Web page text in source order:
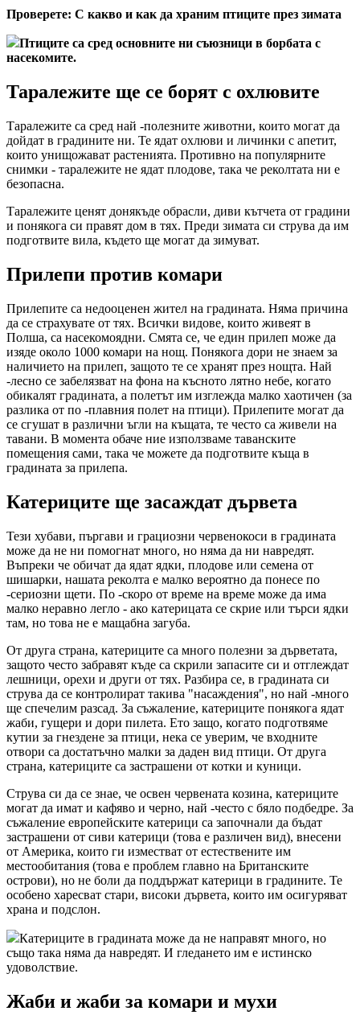
Проверете: С какво и как да храним птиците през зимата
Птиците са сред основните ни съюзници в борбата с
насекомите.
Таралежите ще се борят с охлювите
Таралежите са сред най -полезните животни, които могат да
дойдат в градините ни. Те ядат охлюви и личинки с апетит,
които унищожават растенията. Противно на популярните
снимки - таралежите не ядат плодове, така че реколтата ни е
безопасна.
Таралежите ценят донякъде обрасли, диви кътчета от градини
и понякога си правят дом в тях. Преди зимата си струва да им
подготвите вила, където ще могат да зимуват.
Прилепи против комари
Прилепите са недооценен жител на градината. Няма причина
да се страхувате от тях. Всички видове, които живеят в
Полша, са насекомоядни. Смята се, че един прилеп може да
изяде около 1000 комари на нощ. Понякога дори не знаем за
наличието на прилеп, защото те се хранят през нощта. Най
-лесно се забелязват на фона на късното лятно небе, когато
обикалят градината, а полетът им изглежда малко хаотичен (за
разлика от по -плавния полет на птици). Прилепите могат да
се сгушат в различни ъгли на къщата, те често са живели на
тавани. В момента обаче ние използваме таванските
помещения сами, така че можете да подготвите къща в
градината за прилепа.
Катериците ще засаждат дървета
Тези хубави, пъргави и грациозни червенокоси в градината
може да не ни помогнат много, но няма да ни навредят.
Въпреки че обичат да ядат ядки, плодове или семена от
шишарки, нашата реколта е малко вероятно да понесе по
-сериозни щети. По -скоро от време на време може да има
малко неравно легло - ако катерицата се скрие или търси ядки
там, но това не е мащабна загуба.
От друга страна, катериците са много полезни за дърветата,
защото често забравят къде са скрили запасите си и отглеждат
лешници, орехи и други от тях. Разбира се, в градината си
струва да се контролират такива "насаждения", но най -много
ще спечелим разсад. За съжаление, катериците понякога ядат
жаби, гущери и дори пилета. Ето защо, когато подготвяме
кутии за гнездене за птици, нека се уверим, че входните
отвори са достатъчно малки за даден вид птици. От друга
страна, катериците са застрашени от котки и куници.
Струва си да се знае, че освен червената козина, катериците
могат да имат и кафяво и черно, най -често с бяло подбедре. За
съжаление европейските катерици са започнали да бъдат
застрашени от сиви катерици (това е различен вид), внесени
от Америка, които ги изместват от естествените им
местообитания (това е проблем главно на Британските
острови), но не боли да поддържат катерици в градините. Те
особено харесват стари, високи дървета, които им осигуряват
храна и подслон.
Катериците в градината може да не направят много, но
също така няма да навредят. И гледането им е истинско
удоволствие.
Жаби и жаби за комари и мухи